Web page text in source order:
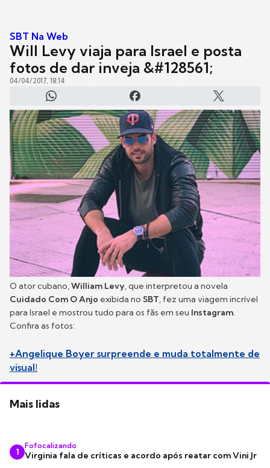
SBT Na Web
Will Levy viaja para Israel e posta
fotos de dar inveja &#128561;
04/04/2017, 18:14
O ator cubano,William Levy, que interpretou a novela
Cuidado Com O Anjo exibida no SBT, fez uma viagem incrível
para Israel e mostrou tudo para os fãs em seu Instagram.
Confira as fotos:
+Angelique Boyer surpreende e muda totalmente de
visual!
Mais lidas
1
Fofocalizando
Virginia fala de críticas e acordo após reatar com Vini Jr